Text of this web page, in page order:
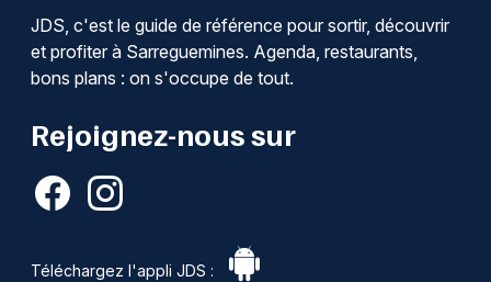
JDS, c'est le guide de référence pour sortir, découvrir
et profiter à Sarreguemines. Agenda, restaurants,
bons plans : on s'occupe de tout.
Rejoignez-nous sur
Téléchargez l'appli JDS :